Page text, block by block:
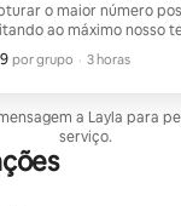
o maior número
ao máximo nosso
uma coleção completa
totalmente editadas,
por grupo
por grupo · 3 horas
a Layla para
serviço.